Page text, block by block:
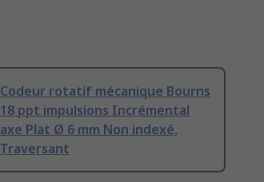
Codeur rotatif mécanique Bourns
18 ppt impulsions Incrémental
axe Plat Ø 6 mm Non indexé,
Traversant